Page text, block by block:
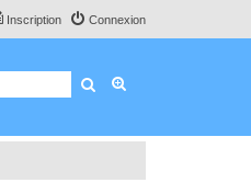
Connexion
Inscription
Rechercher